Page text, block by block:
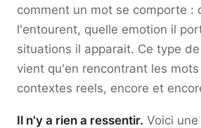
comment un mot se comporte :
l'entourent, quelle emotion il
situations il apparait. Ce type
vient qu'en rencontrant les
contextes reels, encore et
Il n'y a rien a ressentir. Voici